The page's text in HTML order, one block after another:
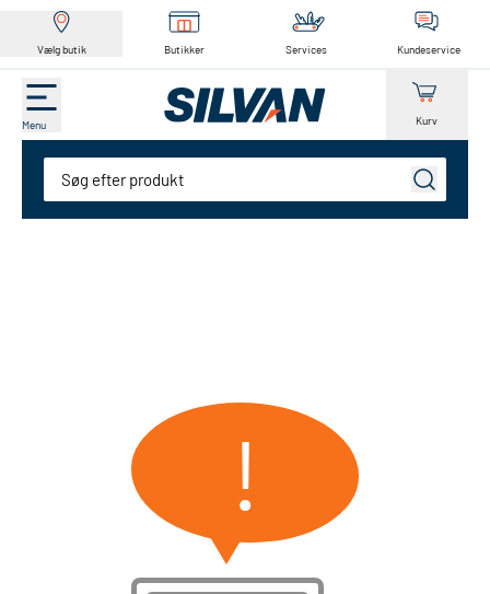
Vælg butik Butikker Services Kundeservice
Menu Kurv
Søg
!